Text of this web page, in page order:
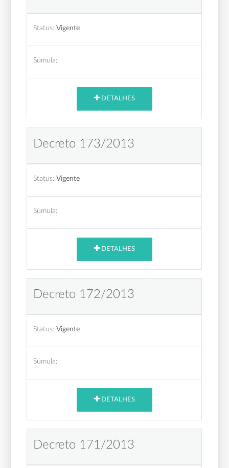
Status: Vigente
Súmula:
DETALHES
Decreto 173/2013
Status: Vigente
Súmula:
DETALHES
Decreto 172/2013
Status: Vigente
Súmula:
DETALHES
Decreto 171/2013